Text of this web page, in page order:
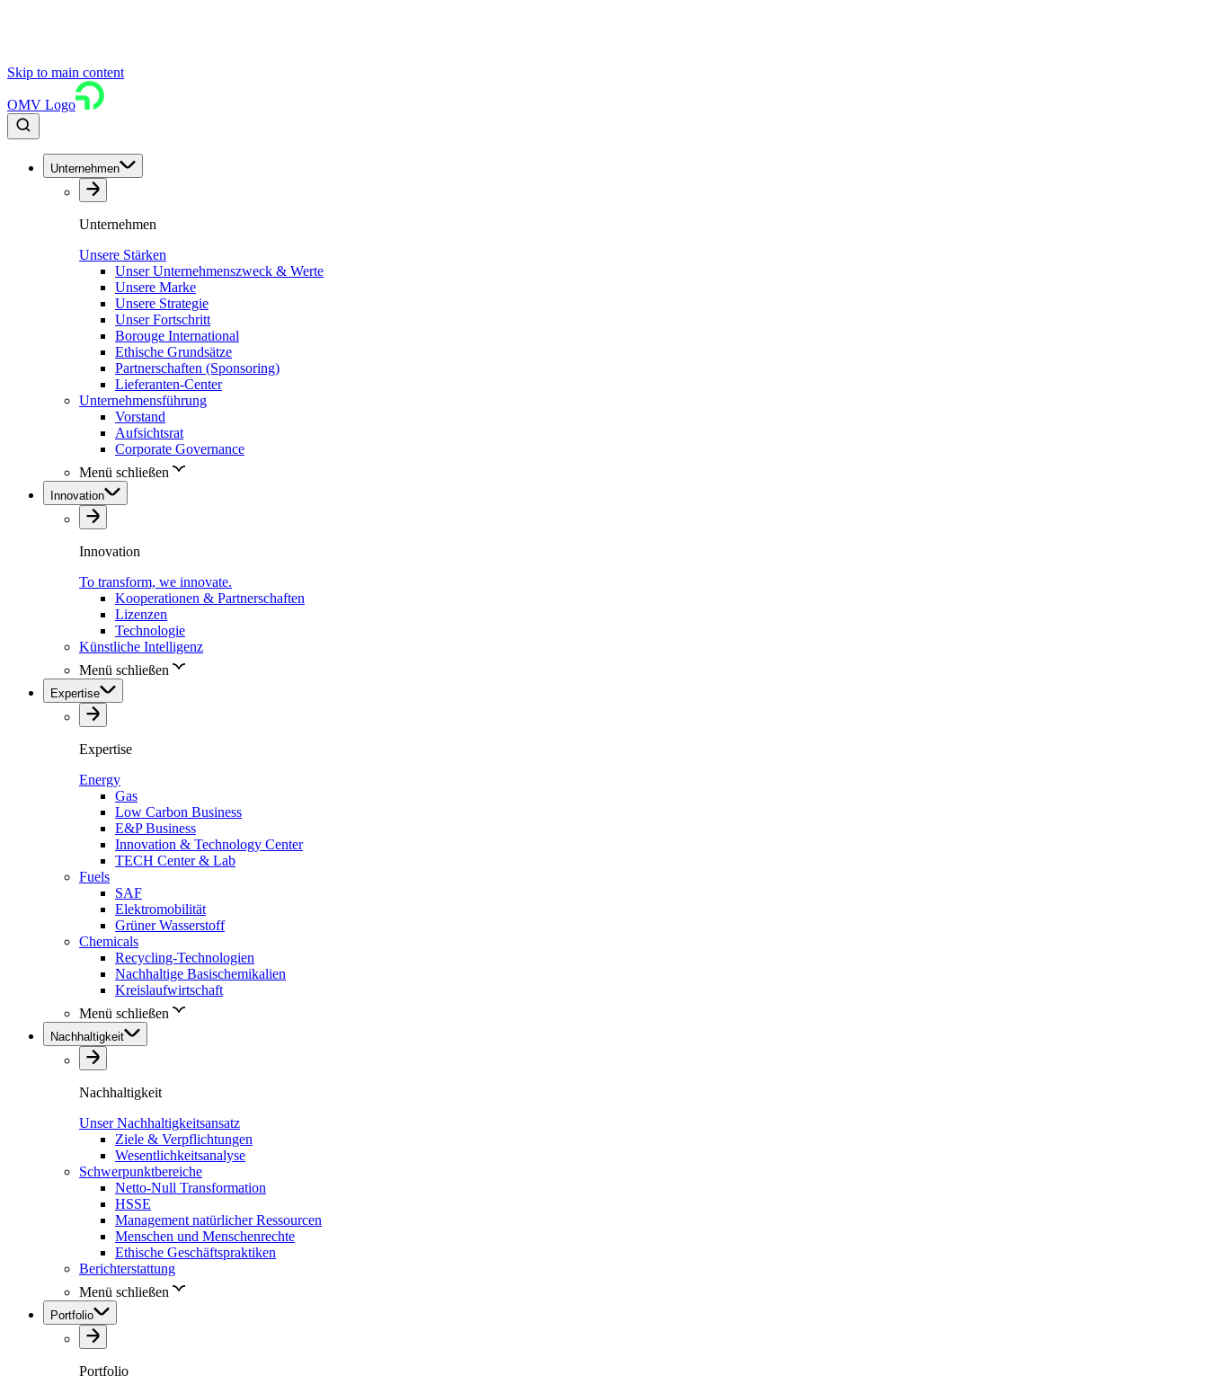
Skip to main content
OMV Logo
Unternehmen
Unternehmen
Unsere Stärken
Unser Unternehmenszweck & Werte
Unsere Marke
Unsere Strategie
Unser Fortschritt
Borouge International
Ethische Grundsätze
Partnerschaften (Sponsoring)
Lieferanten-Center
Unternehmensführung
Vorstand
Aufsichtsrat
Corporate Governance
Menü schließen
Innovation
Innovation
To transform, we innovate.
Kooperationen & Partnerschaften
Lizenzen
Technologie
Künstliche Intelligenz
Menü schließen
Expertise
Expertise
Energy
Gas
Low Carbon Business
E&P Business
Innovation & Technology Center
TECH Center & Lab
Fuels
SAF
Elektromobilität
Grüner Wasserstoff
Chemicals
Recycling-Technologien
Nachhaltige Basischemikalien
Kreislaufwirtschaft
Menü schließen
Nachhaltigkeit
Nachhaltigkeit
Unser Nachhaltigkeitsansatz
Ziele & Verpflichtungen
Wesentlichkeitsanalyse
Schwerpunktbereiche
Netto-Null Transformation
HSSE
Management natürlicher Ressourcen
Menschen und Menschenrechte
Ethische Geschäftspraktiken
Berichterstattung
Menü schließen
Portfolio
Portfolio